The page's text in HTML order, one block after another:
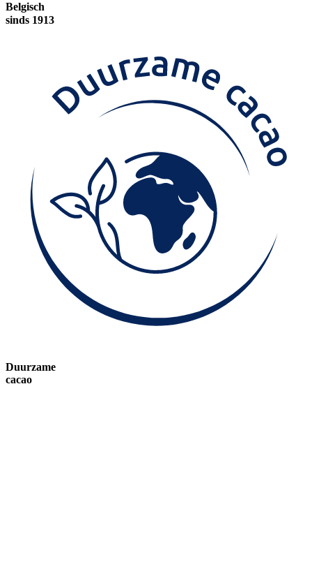
Belgisch
sinds 1913
Duurzame
cacao